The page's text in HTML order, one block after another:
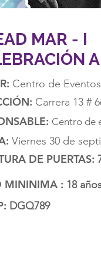
MAR - I
Centro de
Carrera 13 #
Centro de
Viernes 30 de
DE PUERTAS:
MININIMA : 18
DGQ789